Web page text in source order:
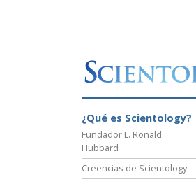
¿Qué es Scientology?
Fundador L. Ronald
Hubbard
Creencias de Scientology